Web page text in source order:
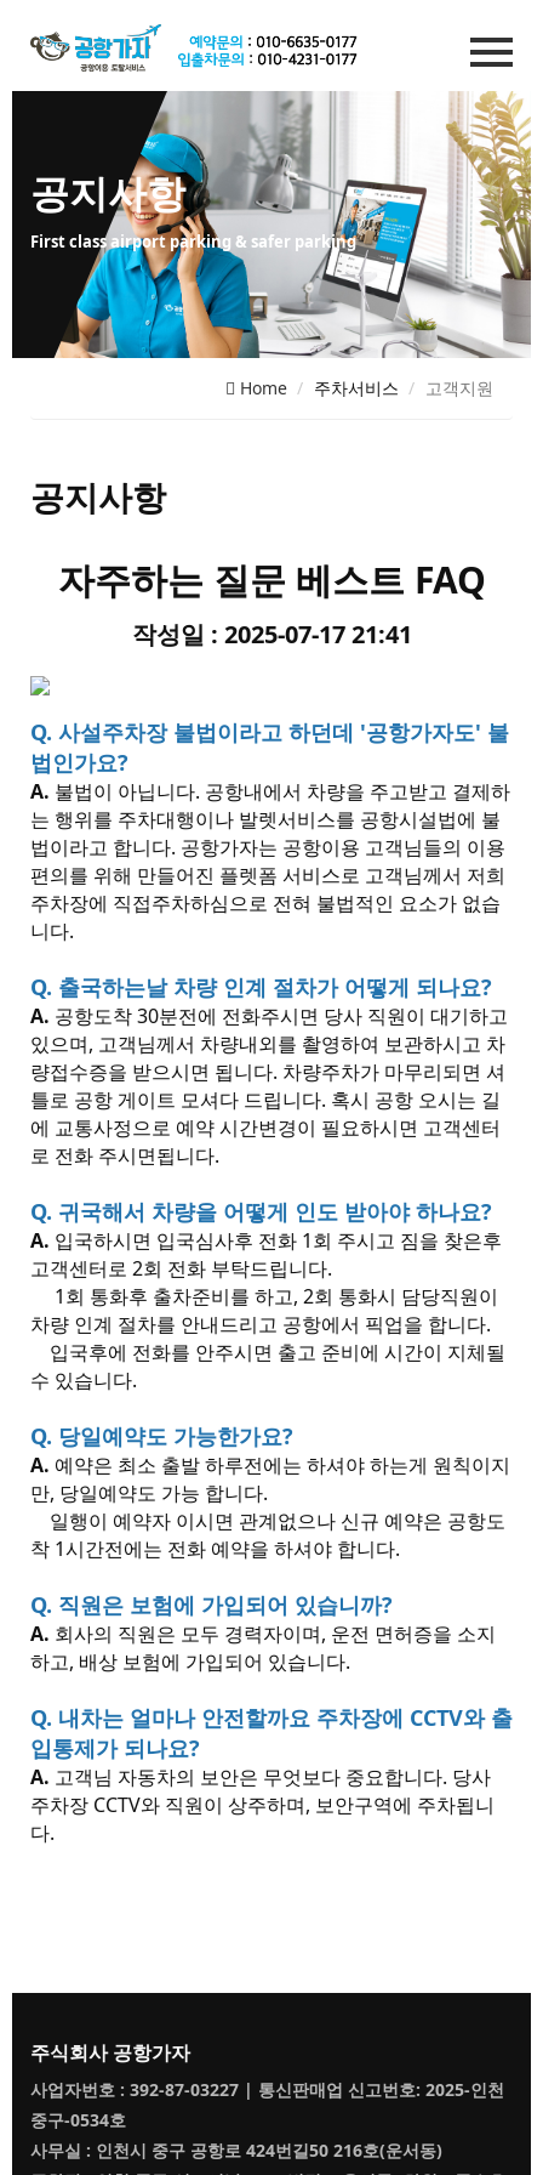
공지사항
First class airport parking & safer parking
Home 주차서비스 고객지원
공지사항
자주하는 질문 베스트 FAQ
작성일 : 2025-07-17 21:41
Q. 사설주차장 불법이라고 하던데 '공항가자도' 불
법인가요?
A. 불법이 아닙니다. 공항내에서 차량을 주고받고 결제하
는 행위를 주차대행이나 발렛서비스를 공항시설법에 불
법이라고 합니다. 공항가자는 공항이용 고객님들의 이용
편의를 위해 만들어진 플렛폼 서비스로 고객님께서 저희
주차장에 직접주차하심으로 전혀 불법적인 요소가 없습
니다.
Q. 출국하는날 차량 인계 절차가 어떻게 되나요?
A. 공항도착30분전에 전화주시면 당사 직원이 대기하고
있으며, 고객님께서 차량내외를 촬영하여 보관하시고 차
량접수증을 받으시면 됩니다. 차량주차가 마무리되면 셔
틀로 공항 게이트 모셔다 드립니다. 혹시 공항 오시는 길
에 교통사정으로 예약 시간변경이 필요하시면 고객센터
로 전화 주시면됩니다.
Q. 귀국해서 차량을 어떻게 인도 받아야 하나요?
A. 입국하시면 입국심사후 전화 1회 주시고 짐을 찾은후
고객센터로 2회 전화 부탁드립니다.
1회 통화후 출차준비를 하고, 2회 통화시 담당직원이
차량 인계 절차를 안내드리고 공항에서 픽업을 합니다.
입국후에 전화를 안주시면 출고 준비에 시간이 지체될
수 있습니다.
Q. 당일예약도 가능한가요?
A. 예약은 최소 출발 하루전에는 하셔야 하는게 원칙이지
만, 당일예약도 가능 합니다.
일행이 예약자 이시면 관계없으나 신규 예약은 공항도
착 1시간전에는 전화 예약을 하셔야 합니다.
Q. 직원은 보험에 가입되어 있습니까?
A. 회사의 직원은 모두 경력자이며, 운전 면허증을 소지
하고, 배상 보험에 가입되어 있습니다.
Q. 내차는 얼마나 안전할까요 주차장에 CCTV와 출
입통제가 되나요?
A. 고객님 자동차의 보안은 무엇보다 중요합니다. 당사
주차장 CCTV와 직원이 상주하며, 보안구역에 주차됩니
다.
주식회사 공항가자
사업자번호 : 392-87-03227 | 통신판매업 신고번호: 2025-인천
중구-0534호
사무실 : 인천시 중구 공항로 424번길50 216호(운서동)